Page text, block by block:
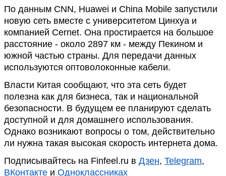
По данным СNN, Huawei и China Mobile запустили
новую сеть вместе с университетом Цинхуа и
компанией Cernet. Она простирается на большое
расстояние - около 2897 км - между Пекином и
южной частью страны. Для передачи данных
используются оптоволоконные кабели.
Власти Китая сообщают, что эта сеть будет
полезна как для бизнеса, так и национальной
безопасности. В будущем ее планируют сделать
доступной и для домашнего использования.
Однако возникают вопросы о том, действительно
ли нужна такая высокая скорость интернета дома.
Подписывайтесь на Finfeel.ru в Дзен, Telegram,
ВКонтакте и Одноклассниках